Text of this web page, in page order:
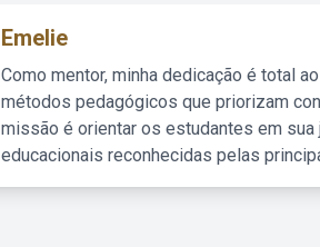
Emelie
Como mentor, minha dedicação é total
métodos pedagógicos que priorizam
missão é orientar os estudantes em sua
educacionais reconhecidas pelas